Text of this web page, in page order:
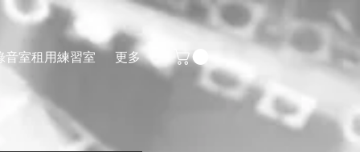
音室租用練習室 更多